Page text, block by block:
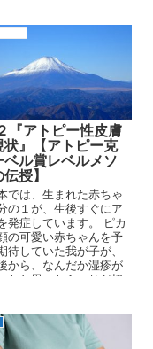
『アトピー性皮膚
状』【アトピー克
ベル賞レベルメソ
伝授】
では、生まれた赤ちゃ
の１が、生後すぐにア
発症しています。 ピカ
の可愛い赤ちゃんを予
待していた我が子が、
から、なんだか湿疹が
たと思ったら、耳が切